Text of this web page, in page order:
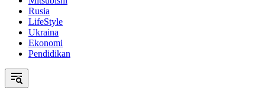
Rusia
LifeStyle
Ukraina
Ekonomi
Pendidikan